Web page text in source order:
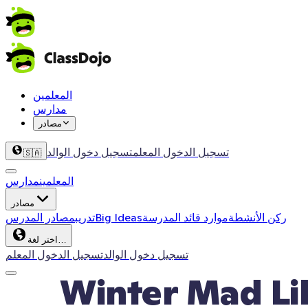
المعلمين
مدارس
مصادر
🇸🇦 تسجيل الدخول المعلمتسجيل دخول الوالد
المعلمينمدارس
مصادر
تدريبمصادر المدرس Big Ideas ركن الأنشطةموارد قائد المدرسة
اختر لغة…
تسجيل الدخول المعلمتسجيل دخول الوالد
Winter Mad